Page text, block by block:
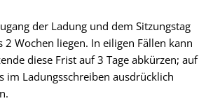
der Ladung und dem Sitzungstag
2 Wochen liegen. In eiligen Fällen kann
diese Frist auf 3 Tage abkürzen; auf
im Ladungsschreiben ausdrücklich